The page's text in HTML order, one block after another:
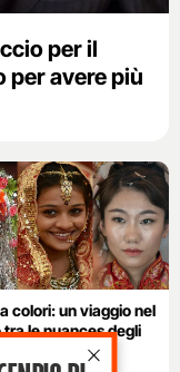
per il
per avere più
colori: un viaggio nel
tra le nuances degli
il matrimonio